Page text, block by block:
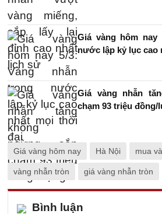
Giá vàng hôm nay
nước lập kỷ lục cao
Giá vàng nhẫn
chạm 93 triệu
Giá vàng hôm nay Hà Nội mua
vàng nhẫn tròn giá vàng nhẫn tròn
Bình luận